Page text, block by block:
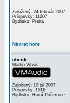
Založený: 24 február 2007
Príspevky: 11207
Bydlisko: Praha
Návrat hore
check
Martin Vitvar
Založený: 10 júl 2007
Príspevky: 1516
Bydlisko: Horní Počernice